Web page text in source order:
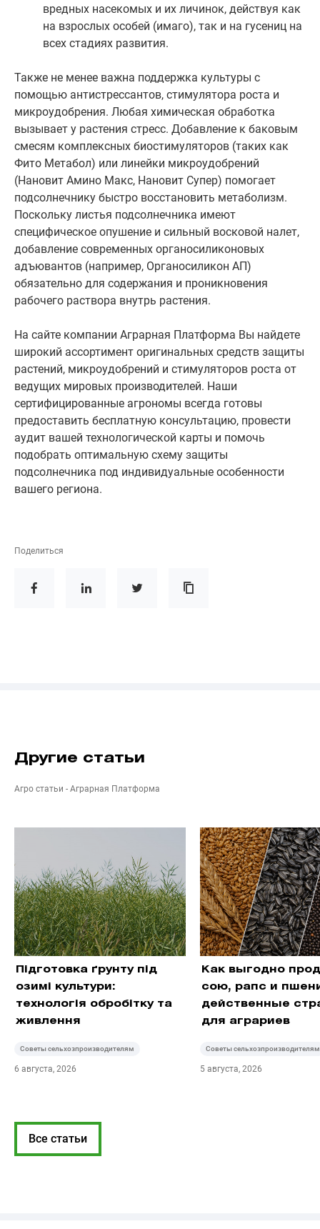
Поделиться
вредных насекомых и их личинок, действуя как
на взрослых особей (имаго), так и на гусениц на
всех стадиях развития.
Также не менее важна поддержка культуры с
помощью антистрессантов, стимулятора роста и
микроудобрения. Любая химическая обработка
вызывает у растения стресс. Добавление к баковым
смесям комплексных биостимуляторов (таких как
Фито Метабол) или линейки микроудобрений
(Нановит Амино Макс, Нановит Супер) помогает
подсолнечнику быстро восстановить метаболизм.
Поскольку листья подсолнечника имеют
специфическое опушение и сильный восковой налет,
добавление современных органосиликоновых
адъювантов (например, Органосиликон АП)
обязательно для содержания и проникновения
рабочего раствора внутрь растения.
На сайте компании Аграрная Платформа Вы найдете
широкий ассортимент оригинальных средств защиты
растений, микроудобрений и стимуляторов роста от
ведущих мировых производителей. Наши
сертифицированные агрономы всегда готовы
предоставить бесплатную консультацию, провести
аудит вашей технологической карты и помочь
подобрать оптимальную схему защиты
подсолнечника под индивидуальные особенности
вашего региона.
Другие статьи
Агро статьи - Аграрная Платформа
Все статьи
Підготовка ґрунту під
озимі культури:
технологія обробітку та
живлення
Советы сельхозпроизводителям
6 августа, 2026
Как выгодно
сою, рапс и
действенные
для аграриев
Советы сельхозпроизводителям
5 августа, 2026